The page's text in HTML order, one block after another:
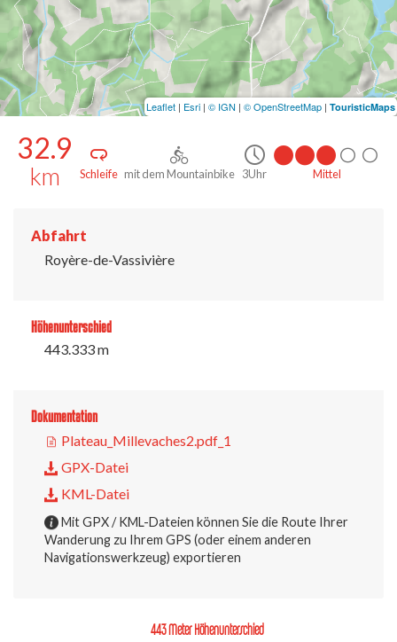
32.9
km Schleife mit dem Mountainbike 3Uhr Mittel
Abfahrt
Royère-de-Vassivière
Höhenunterschied
443.333 m
Dokumentation
Plateau_Millevaches2.pdf_1
GPX-Datei
KML-Datei
Mit GPX / KML-Dateien können Sie die Route Ihrer
Wanderung zu Ihrem GPS (oder einem anderen
Navigationswerkzeug) exportieren
443 Meter Höhenunterschied
Leaflet | Esri | © IGN | © OpenStreetMap | TouristicMaps